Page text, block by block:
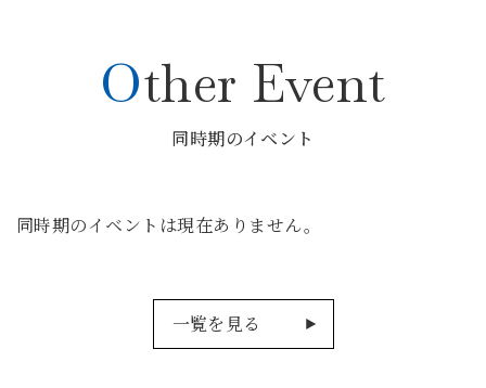
Other Event
同時期のイベント
同時期のイベントは現在ありません。
一覧を見る